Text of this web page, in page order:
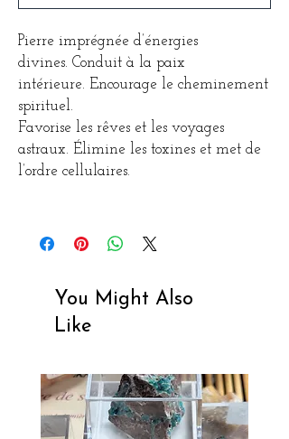
Pierre imprégnée d’énergies
divines. Conduit à la paix
intérieure. Encourage le cheminement
spirituel.
Favorise les rêves et les voyages
astraux. Élimine les toxines et met de
l’ordre cellulaires.
You Might Also
Like